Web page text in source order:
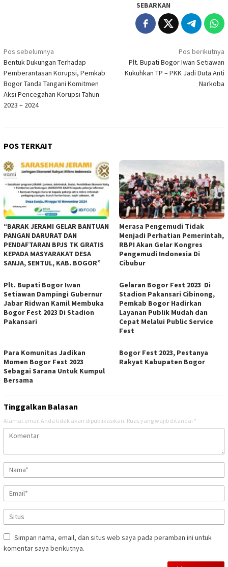
SEBARKAN
Navigasi
pos
Pos sebelumnya
Bentuk Dukungan Terhadap
Pemberantasan Korupsi, Pemkab
Bogor Tanda Tangani Komitmen
Aksi Pencegahan Korupsi Tahun
2023 – 2024
Pos berikutnya
Plt. Bupati Bogor Iwan Setiawan
Kukuhkan TP – PKK Jadi Duta Anti
Narkoba
POS TERKAIT
“BARAK JERAMI GELAR BANTUAN
PANGAN DARURAT DAN
PENDAFTARAN BPJS TK GRATIS
KEPADA MASYARAKAT DESA
SANJA, SENTUL, KAB. BOGOR”
Merasa Pengemudi Tidak
Menjadi Perhatian Pemerintah,
RBPI Akan Gelar Kongres
Pengemudi Indonesia Di
Cibubur
Plt. Bupati Bogor Iwan
Setiawan Dampingi Gubernur
Jabar Ridwan Kamil Membuka
Bogor Fest 2023 Di Stadion
Pakansari
Gelaran Bogor Fest 2023 Di
Stadion Pakansari Cibinong,
Pemkab Bogor Hadirkan
Layanan Publik Mudah dan
Cepat Melalui Public Service
Fest
Para Komunitas Jadikan
Momen Bogor Fest 2023
Sebagai Sarana Untuk Kumpul
Bersama
Bogor Fest 2023, Pestanya
Rakyat Kabupaten Bogor
Tinggalkan Balasan
Alamat email Anda tidak akan dipublikasikan. Ruas yang wajib ditandai *
Simpan nama, email, dan situs web saya pada peramban ini untuk
komentar saya berikutnya.